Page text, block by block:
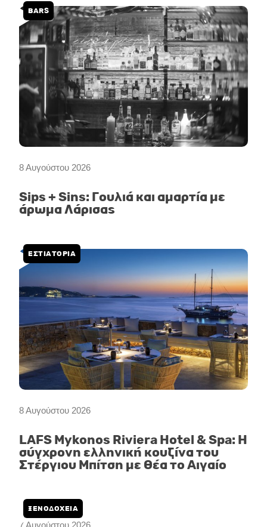
8 Αυγούστου 2026
BARS
Sips + Sins: Γουλιά και αμαρτία με
άρωμα Λάρισας
8 Αυγούστου 2026
ΕΣΤΙΑΤΟΡΙΑ
LAFS Mykonos Riviera Hotel & Spa: Η
σύγχρονη ελληνική κουζίνα του
Στέργιου Μπίτση με θέα το Αιγαίο
7 Αυγούστου 2026
ΞΕΝΟΔΟΧΕΙΑ